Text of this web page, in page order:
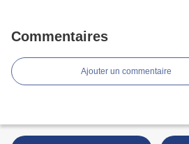
Commentaires
Ajouter un commentaire